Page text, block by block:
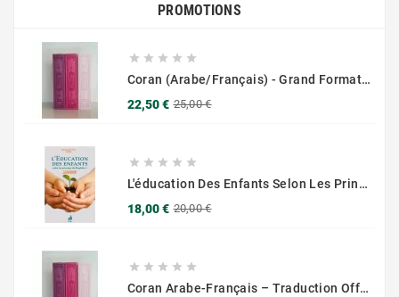
PROMOTIONS
    
Coran (Arabe/Français) - Grand Format 17x25 - Couverture Daim - Pages Dorées
22,50 € 25,00 €
    
L'éducation Des Enfants Selon Les Principes Du Prophète Sws
18,00 € 20,00 €
    
Coran Arabe-Français – Traduction Officielle (14x20 Cm ) – Couverture Daim Luxees Dorées